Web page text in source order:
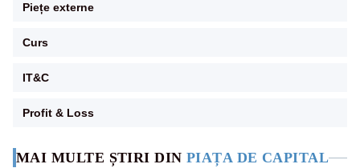
MAI MULTE ȘTIRI DIN PIAȚA DE CAPITAL
Piețe externe
Curs
IT&C
Profit & Loss